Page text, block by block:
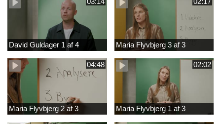
David Guldager 1 af 4 Maria Flyvbjerg 3 af 3
04:48
Maria Flyvbjerg 2 af 3
02:02
Maria Flyvbjerg 1 af 3